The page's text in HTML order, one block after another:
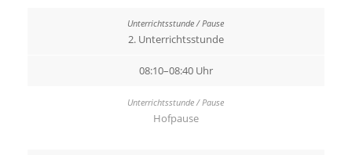
2. Unterrichtsstunde
08:10–08:40 Uhr
Hofpause